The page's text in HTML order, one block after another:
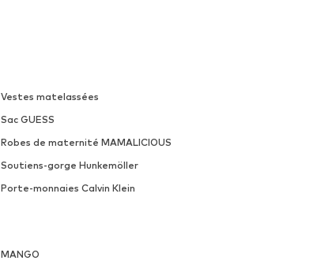
Vestes matelassées
Sac GUESS
Robes de maternité MAMALICIOUS
Soutiens-gorge Hunkemöller
Porte-monnaies Calvin Klein
MANGO